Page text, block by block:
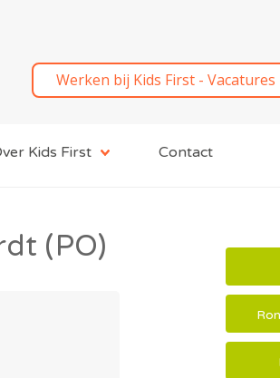
Werken bij Kids First - Vacatures
Kids First Contact
(PO)